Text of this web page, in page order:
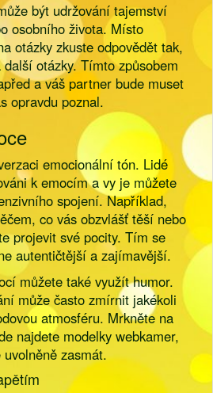
být udržování tajemství
osobního života. Místo
otázky zkuste odpovědět tak,
otázky. Tímto způsobem
a váš partner bude muset
opravdu poznal.
emocionální tón. Lidé
k emocím a vy je můžete
spojení. Například,
co vás obzvlášť těší nebo
projevit své pocity. Tím se
autentičtější a zajímavější.
můžete také využít humor.
může často zmírnit jakékoli
atmosféru. Mrkněte na
najdete modelky webkamer,
zasmát.